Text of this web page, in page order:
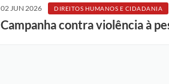
02 JUN 2026 DIREITOS HUMANOS E CIDADANIA
Campanha contra violência à